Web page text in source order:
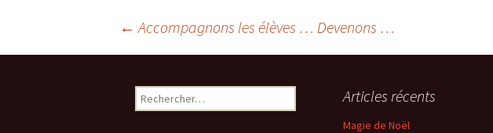
Navigation
← Accompagnons les élèves … Devenons …
Rechercher : Articles récents
Magie de Noël